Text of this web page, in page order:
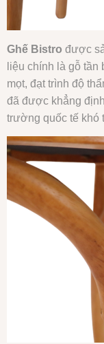
Ghế Bistro được
liệu chính là gỗ
mọt, đạt trình độ
đã được khẳng
trường quốc tế khó